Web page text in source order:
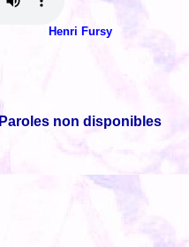
Henri Fursy
Paroles non disponibles